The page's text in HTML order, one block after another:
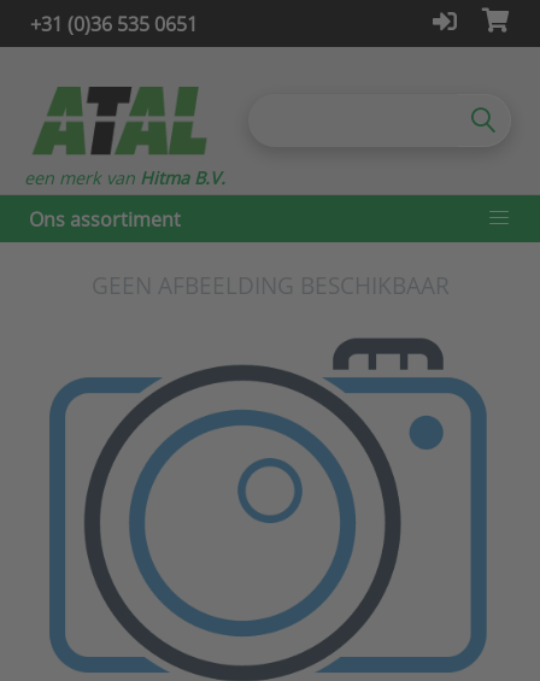
+31 (0)36 535 0651
Ons assortiment
een merk van Hitma B.V.